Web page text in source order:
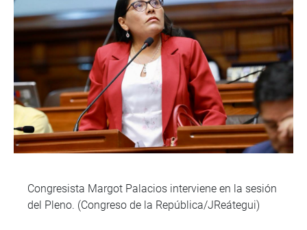
Congresista Margot Palacios interviene en la sesión
del Pleno. (Congreso de la República/JReátegui)